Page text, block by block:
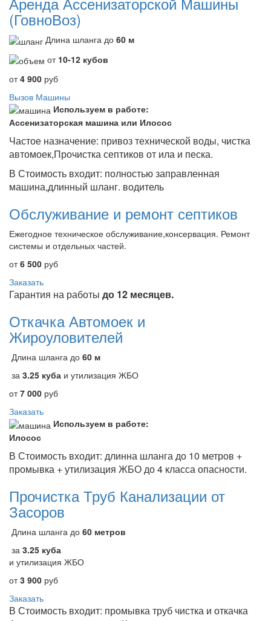
(ГовноВоз)
Длина шланга до 60 м
от 10-12 кубов
от4 900 руб
Вызов Машины
Используем в работе:
Ассенизаторская машина или Илосос
Частое назначение: привоз технической воды, чистка
автомоек,Прочистка септиков от ила и песка.
В Стоимость входит: полностью заправленная
машина,длинный шланг. водитель
Обслуживание и ремонт септиков
Ежегодное техническое обслуживание,консервация. Ремонт
системы и отдельных частей.
от6 500 руб
Заказать
Гарантия на работы до 12 месяцев.
Откачка Автомоек и
Жироуловителей
Длина шланга до 60 м
за 3.25 куба и утилизация ЖБО
от7 000 руб
Заказать
Используем в работе:
Илосос
В Стоимость входит: длинна шланга до 10 метров +
промывка + утилизация ЖБО до 4 класса опасности.
Прочистка Труб Канализации от
Засоров
Длина шланга до 60 метров
за 3.25 куба
и утилизация ЖБО
от3 900 руб
Заказать
В Стоимость входит: промывка труб чистка и откачка